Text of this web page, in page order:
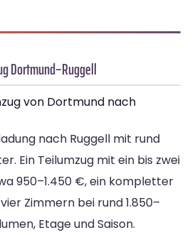
Dortmund–Ruggell
von Dortmund nach
nach Ruggell mit rund
Ein Teilumzug mit ein bis zwei
950–1.450 €, ein kompletter
Zimmern bei rund 1.850–
Etage und Saison.